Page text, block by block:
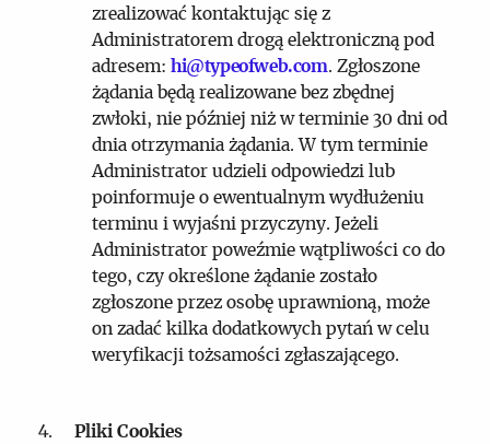
zrealizować kontaktując się z
Administratorem drogą elektroniczną pod
adresem: hi@typeofweb.com. Zgłoszone
żądania będą realizowane bez zbędnej
zwłoki, nie później niż w terminie 30 dni od
dnia otrzymania żądania. W tym terminie
Administrator udzieli odpowiedzi lub
poinformuje o ewentualnym wydłużeniu
terminu i wyjaśni przyczyny. Jeżeli
Administrator poweźmie wątpliwości co do
tego, czy określone żądanie zostało
zgłoszone przez osobę uprawnioną, może
on zadać kilka dodatkowych pytań w celu
weryfikacji tożsamości zgłaszającego.
Pliki Cookies